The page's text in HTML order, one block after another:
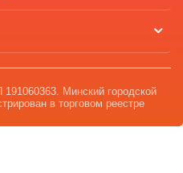
Минский городской
в торговом реестре